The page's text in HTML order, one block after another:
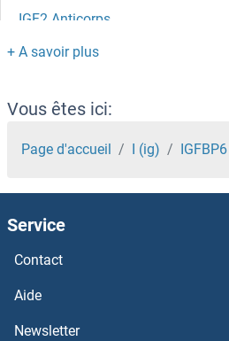
IGF2 Anticorps
IGF1 Anticorps
IGF-like family receptor 1 Anticorps
IgE Anticorps
IgD Anticorps
IGBP1 Anticorps
Ig Anticorps
Vous êtes ici:
Page d'accueil I (ig) IGFBP6
Service
Contact
Aide
Newsletter